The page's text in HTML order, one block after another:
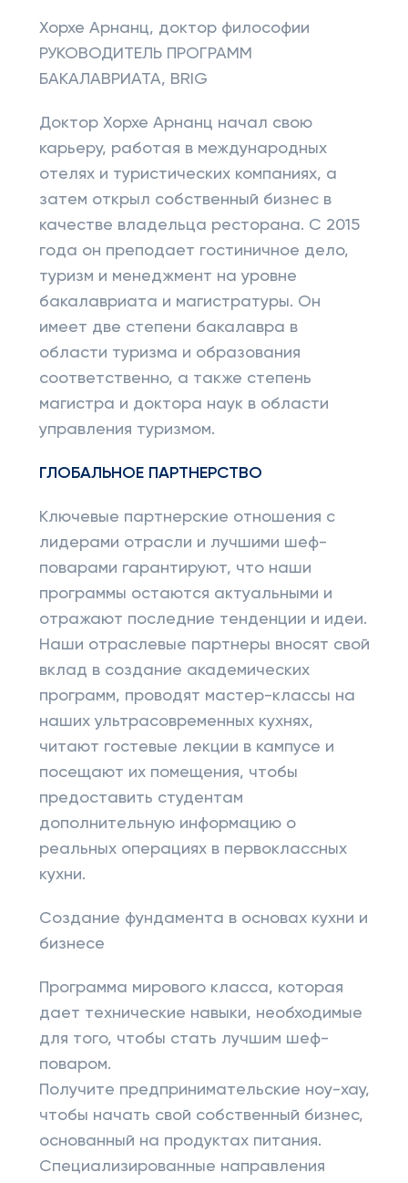
Хорхе Арнанц, доктор философии
РУКОВОДИТЕЛЬ ПРОГРАММ
БАКАЛАВРИАТА, BRIG
Доктор Хорхе Арнанц начал свою
карьеру, работая в международных
отелях и туристических компаниях, а
затем открыл собственный бизнес в
качестве владельца ресторана. С 2015
года он преподает гостиничное дело,
туризм и менеджмент на уровне
бакалавриата и магистратуры. Он
имеет две степени бакалавра в
области туризма и образования
соответственно, а также степень
магистра и доктора наук в области
управления туризмом.
ГЛОБАЛЬНОЕ ПАРТНЕРСТВО
Ключевые партнерские отношения с
лидерами отрасли и лучшими шеф-
поварами гарантируют, что наши
программы остаются актуальными и
отражают последние тенденции и идеи.
Наши отраслевые партнеры вносят свой
вклад в создание академических
программ, проводят мастер-классы на
наших ультрасовременных кухнях,
читают гостевые лекции в кампусе и
посещают их помещения, чтобы
предоставить студентам
дополнительную информацию о
реальных операциях в первоклассных
кухни.
Создание фундамента в основах кухни и
бизнесе
Программа мирового класса, которая
дает технические навыки, необходимые
для того, чтобы стать лучшим шеф-
поваром.
Получите предпринимательские ноу-хау,
чтобы начать свой собственный бизнес,
основанный на продуктах питания.
Специализированные направления